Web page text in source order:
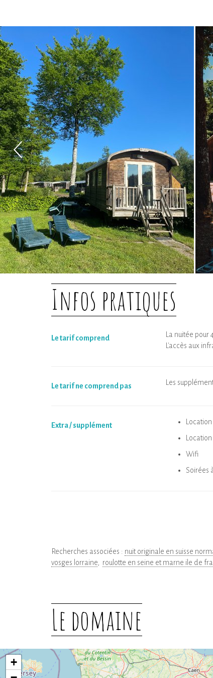
Infos pratiques
Le tarif comprend
La nuitée pour
L'accès aux
Le tarif ne comprend pas Les
Extra / supplément
Wifi
Soirées
Recherches associées : nuit originale en suisse
vosges lorraine
roulotte en seine et marne ile de
Le domaine
+